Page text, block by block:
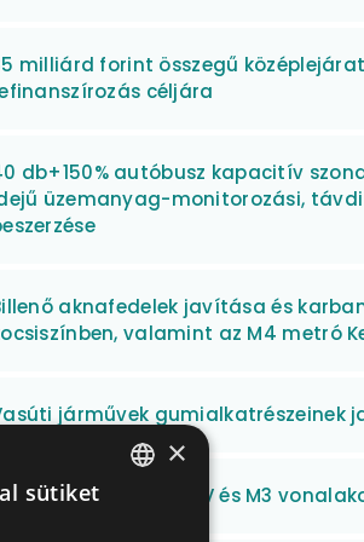
milliárd forint összegű
céljára
db+150% autóbusz kapacitív
üzemanyag-monitorozási,
aknafedelek javítása és
valamint az M4 metró
járművek gumialkatrészeinek
a MFAV és M3
×
sütiket